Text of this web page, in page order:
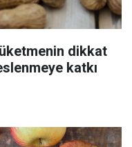
dikkat
katkı